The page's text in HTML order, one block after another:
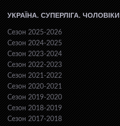
УКРАЇНА. СУПЕРЛІГА. ЧОЛОВІКИ
Сезон 2025-2026
Сезон 2024-2025
Сезон 2023-2024
Сезон 2022-2023
Сезон 2021-2022
Сезон 2020-2021
Сезон 2019-2020
Сезон 2018-2019
Сезон 2017-2018